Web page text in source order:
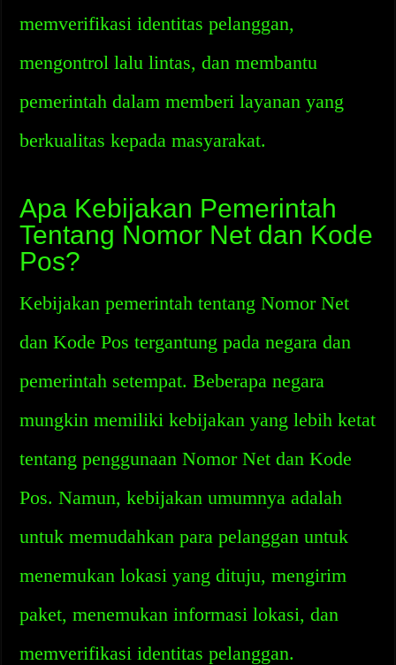
memverifikasi identitas pelanggan,
mengontrol lalu lintas, dan membantu
pemerintah dalam memberi layanan yang
berkualitas kepada masyarakat.
Apa Kebijakan Pemerintah
Tentang Nomor Net dan Kode
Pos?
Kebijakan pemerintah tentang Nomor Net
dan Kode Pos tergantung pada negara dan
pemerintah setempat. Beberapa negara
mungkin memiliki kebijakan yang lebih ketat
tentang penggunaan Nomor Net dan Kode
Pos. Namun, kebijakan umumnya adalah
untuk memudahkan para pelanggan untuk
menemukan lokasi yang dituju, mengirim
paket, menemukan informasi lokasi, dan
memverifikasi identitas pelanggan.